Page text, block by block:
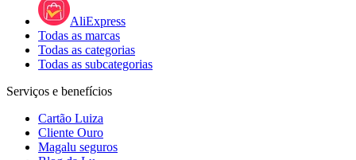
AliExpress
Todas as marcas
Todas as categorias
Todas as subcategorias
Serviços e benefícios
Cartão Luiza
Cliente Ouro
Magalu seguros